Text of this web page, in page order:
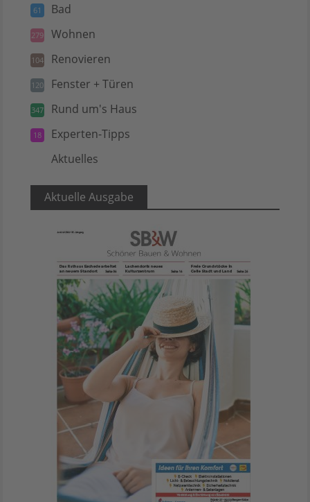
61 Bad
279 Wohnen
104 Renovieren
120 Fenster + Türen
347 Rund um's Haus
18 Experten-Tipps
Aktuelles
Aktuelle Ausgabe